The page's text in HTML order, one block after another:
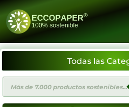
Ir
contenido
de
productos